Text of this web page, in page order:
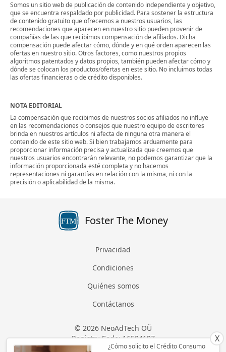
X
¿Cómo solicito el Crédito Consumo
Somos un sitio web de publicación de contenido independiente y objetivo,
que se encuentra respaldado por publicidad. Para sostener la estructura
de contenido gratuito que ofrecemos a nuestros usuarios, las
recomendaciones que aparecen en nuestro sitio pueden provenir de
compañías de las que recibimos compensación de afiliados. Dicha
compensación puede afectar cómo, dónde y en qué orden aparecen las
ofertas en nuestro sitio. Otros factores, como nuestros propios
algoritmos patentados y datos propios, también pueden afectar cómo y
dónde se colocan los productos/ofertas en este sitio. No incluimos todas
las ofertas financieras o de crédito disponibles.
NOTA EDITORIAL
La compensación que recibimos de nuestros socios afiliados no influye
en las recomendaciones o consejos que nuestro equipo de escritores
brinda en nuestros artículos ni afecta de ninguna otra manera el
contenido de este sitio web. Si bien trabajamos arduamente para
proporcionar información precisa y actualizada que creemos que
nuestros usuarios encontrarán relevante, no podemos garantizar que la
información proporcionada esté completa y no hacemos
representaciones ni garantías en relación con la misma, ni con la
precisión o aplicabilidad de la misma.
FTM Foster The Money
Privacidad
Condiciones
Quiénes somos
Contáctanos
© 2026 NeoAdTech OÜ
Registry Code: 16504197
Todos los derechos reservados